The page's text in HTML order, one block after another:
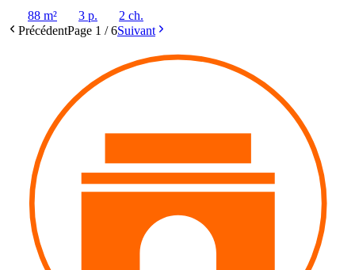
88 m²
3 p.
2 ch.
PrécédentPage 1 /6Suivant